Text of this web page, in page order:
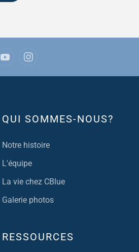
QUI SOMMES-NOUS?
Notre histoire
L'équipe
La vie chez CBlue
Galerie photos
RESSOURCES